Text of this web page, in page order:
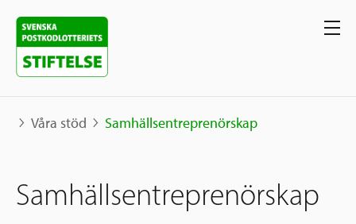
Våra stöd Samhällsentreprenörskap
Samhällsentreprenörskap